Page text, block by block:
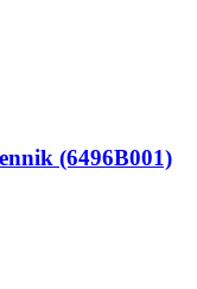
(6496B001)